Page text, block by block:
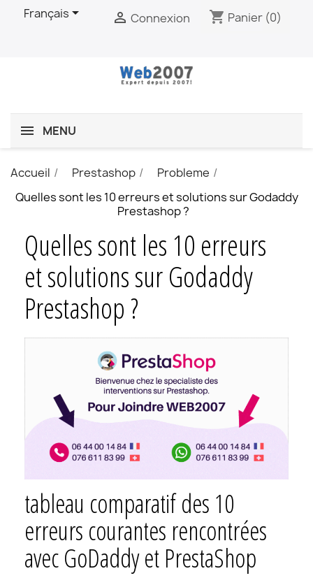
Français  Connexion shopping_cart Panier (0)
MENU
Accueil Prestashop
Probleme
Quelles sont les 10 erreurs et solutions sur Godaddy
Prestashop ?
Quelles sont les 10 erreurs
et solutions sur Godaddy
Prestashop ?
tableau comparatif des 10
erreurs courantes rencontrées
avec GoDaddy et PrestaShop